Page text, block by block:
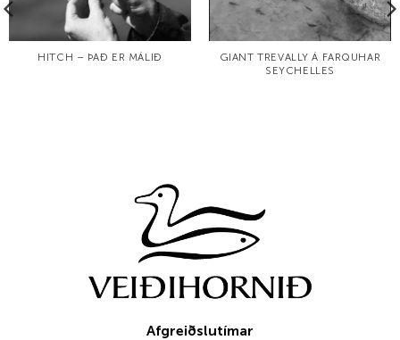
HITCH – ÞAÐ ER MÁLIÐ
GIANT TREVALLY Á FARQUHAR
SEYCHELLES
Afgreiðslutímar